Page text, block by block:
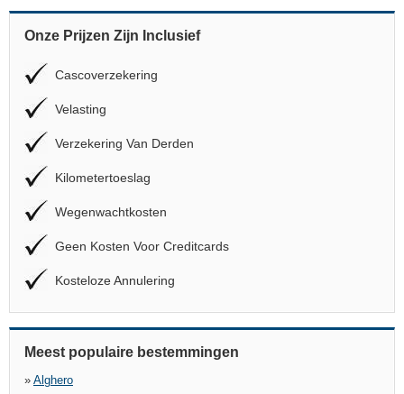
Onze Prijzen Zijn Inclusief
Cascoverzekering
Velasting
Verzekering Van Derden
Kilometertoeslag
Wegenwachtkosten
Geen Kosten Voor Creditcards
Kosteloze Annulering
Meest populaire bestemmingen
» Alghero